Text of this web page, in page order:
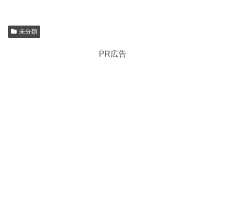
未分類
PR広告